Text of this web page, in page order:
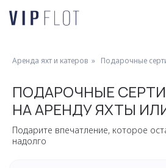
Аренда яхт и катеров » Подарочные
ПОДАРОЧНЫЕ
НА АРЕНДУ ЯХТЫ
Подарите впечатление, которое
надолго